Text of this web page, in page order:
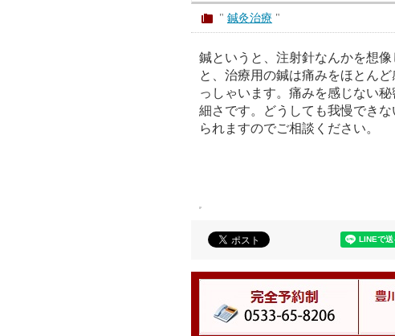
" 鍼灸治療 "
鍼というと、注射針なんかを想
と、治療用の鍼は痛みをほとん
っしゃいます。痛みを感じない
細さです。どうしても我慢でき
られますのでご相談ください。